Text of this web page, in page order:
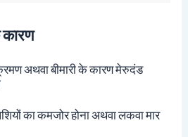
कारण
अथवा बीमारी के कारण मेरुदंड
का कमजोर होना अथवा लकवा मार